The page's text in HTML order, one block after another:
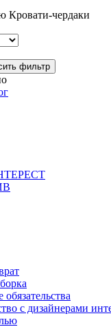
Кровати-чердаки
фильтр
с дизайнерами